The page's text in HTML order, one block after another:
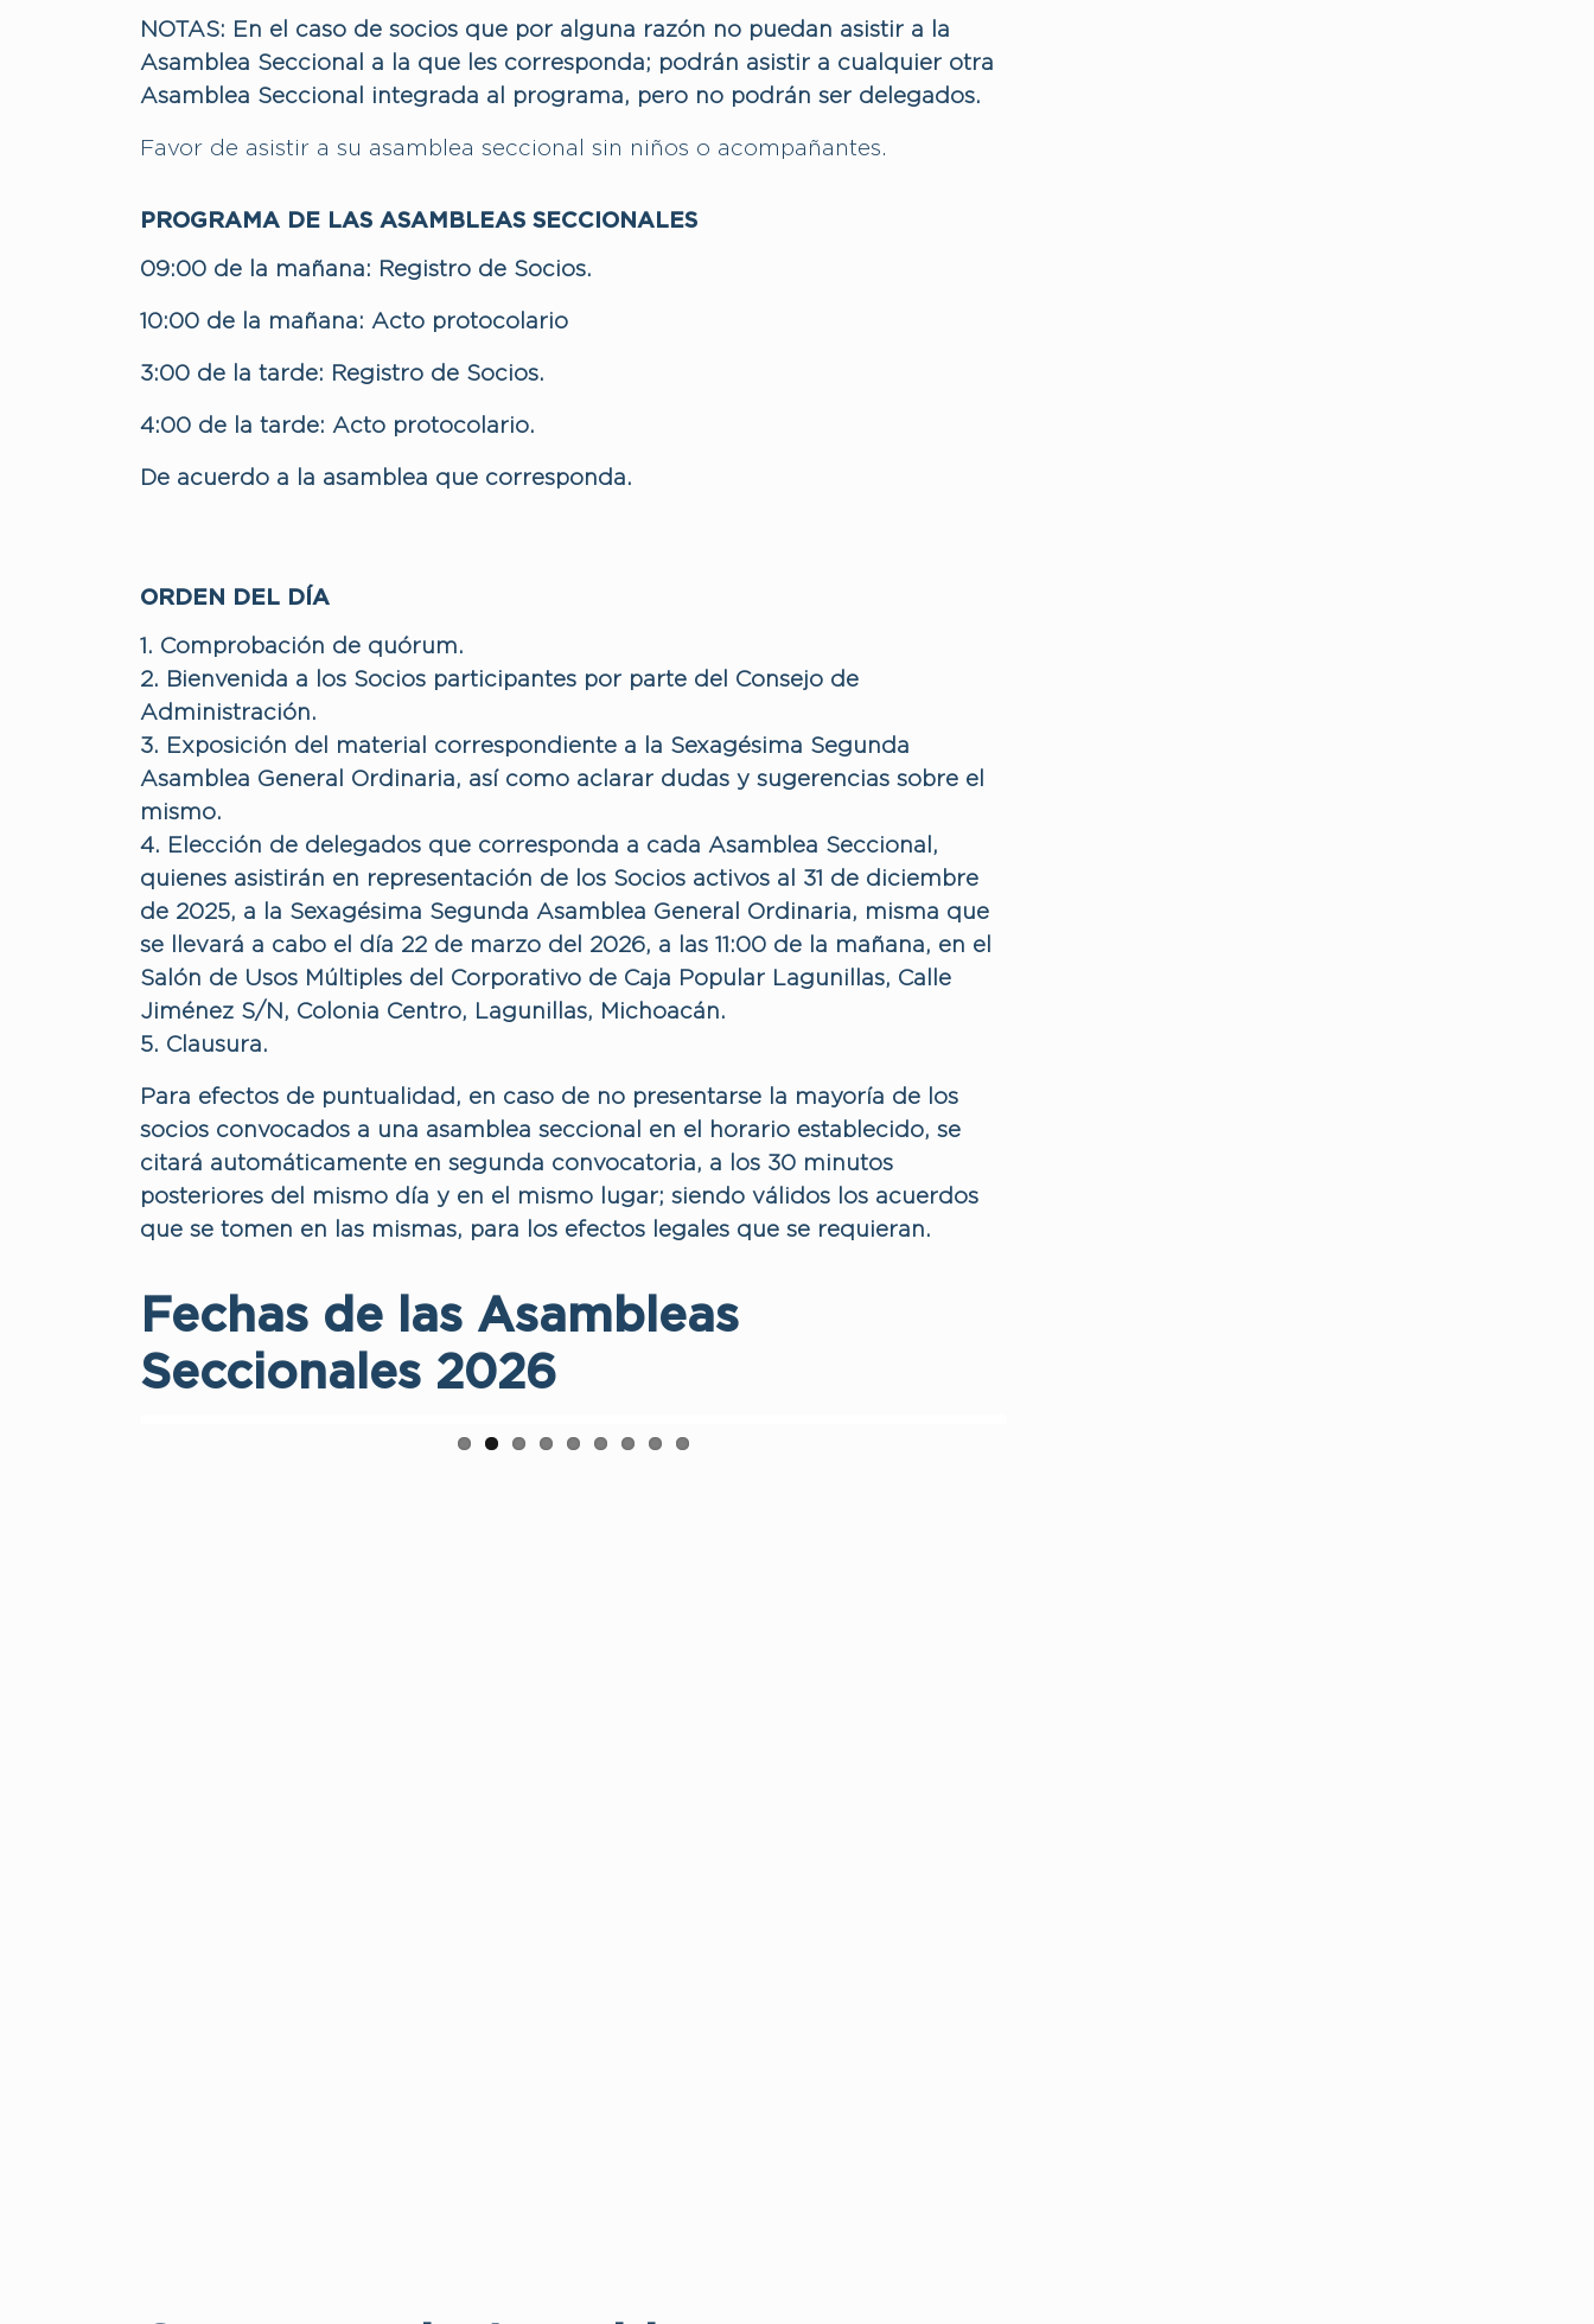
NOTAS: En el caso de socios que por alguna razón no puedan asistir a la
Asamblea Seccional a la que les corresponda; podrán asistir a cualquier otra
Asamblea Seccional integrada al programa, pero no podrán ser delegados.
Favor de asistir a su asamblea seccional sin niños o acompañantes.
PROGRAMA DE LAS ASAMBLEAS SECCIONALES
09:00 de la mañana: Registro de Socios.
10:00 de la mañana: Acto protocolario
3:00 de la tarde: Registro de Socios.
4:00 de la tarde: Acto protocolario.
De acuerdo a la asamblea que corresponda.
ORDEN DEL DÍA
1. Comprobación de quórum.
2. Bienvenida a los Socios participantes por parte del Consejo de
Administración.
3. Exposición del material correspondiente a la Sexagésima Segunda
Asamblea General Ordinaria, así como aclarar dudas y sugerencias sobre el
mismo.
4. Elección de delegados que corresponda a cada Asamblea Seccional,
quienes asistirán en representación de los Socios activos al 31 de diciembre
de 2025, a la Sexagésima Segunda Asamblea General Ordinaria, misma que
se llevará a cabo el día 22 de marzo del 2026, a las 11:00 de la mañana, en el
Salón de Usos Múltiples del Corporativo de Caja Popular Lagunillas, Calle
Jiménez S/N, Colonia Centro, Lagunillas, Michoacán.
5. Clausura.
Para efectos de puntualidad, en caso de no presentarse la mayoría de los
socios convocados a una asamblea seccional en el horario establecido, se
citará automáticamente en segunda convocatoria, a los 30 minutos
posteriores del mismo día y en el mismo lugar; siendo válidos los acuerdos
que se tomen en las mismas, para los efectos legales que se requieran.
Fechas de las Asambleas
Seccionales 2026